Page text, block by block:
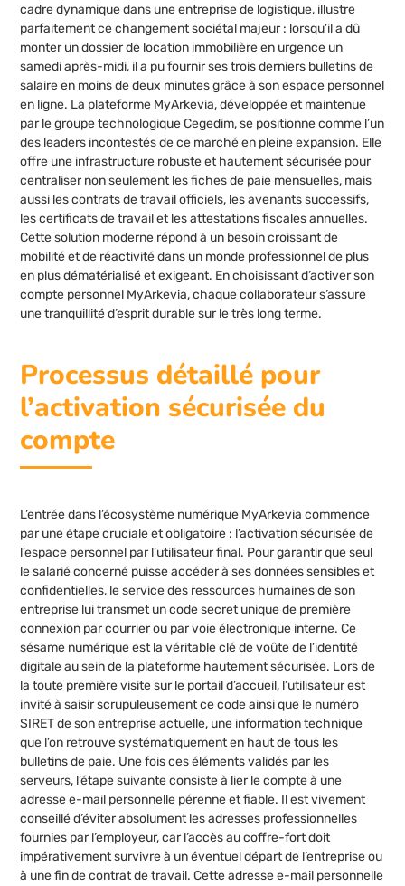
cadre dynamique dans une entreprise de logistique, illustre
parfaitement ce changement sociétal majeur : lorsqu’il a dû
monter un dossier de location immobilière en urgence un
samedi après-midi, il a pu fournir ses trois derniers bulletins de
salaire en moins de deux minutes grâce à son espace personnel
en ligne. La plateforme MyArkevia, développée et maintenue
par le groupe technologique Cegedim, se positionne comme l’un
des leaders incontestés de ce marché en pleine expansion. Elle
offre une infrastructure robuste et hautement sécurisée pour
centraliser non seulement les fiches de paie mensuelles, mais
aussi les contrats de travail officiels, les avenants successifs,
les certificats de travail et les attestations fiscales annuelles.
Cette solution moderne répond à un besoin croissant de
mobilité et de réactivité dans un monde professionnel de plus
en plus dématérialisé et exigeant. En choisissant d’activer son
compte personnel MyArkevia, chaque collaborateur s’assure
une tranquillité d’esprit durable sur le très long terme.
Processus détaillé pour
l’activation sécurisée du
compte
L’entrée dans l’écosystème numérique MyArkevia commence
par une étape cruciale et obligatoire : l’activation sécurisée de
l’espace personnel par l’utilisateur final. Pour garantir que seul
le salarié concerné puisse accéder à ses données sensibles et
confidentielles, le service des ressources humaines de son
entreprise lui transmet un code secret unique de première
connexion par courrier ou par voie électronique interne. Ce
sésame numérique est la véritable clé de voûte de l’identité
digitale au sein de la plateforme hautement sécurisée. Lors de
la toute première visite sur le portail d’accueil, l’utilisateur est
invité à saisir scrupuleusement ce code ainsi que le numéro
SIRET de son entreprise actuelle, une information technique
que l’on retrouve systématiquement en haut de tous les
bulletins de paie. Une fois ces éléments validés par les
serveurs, l’étape suivante consiste à lier le compte à une
adresse e-mail personnelle pérenne et fiable. Il est vivement
conseillé d’éviter absolument les adresses professionnelles
fournies par l’employeur, car l’accès au coffre-fort doit
impérativement survivre à un éventuel départ de l’entreprise ou
à une fin de contrat de travail. Cette adresse e-mail personnelle